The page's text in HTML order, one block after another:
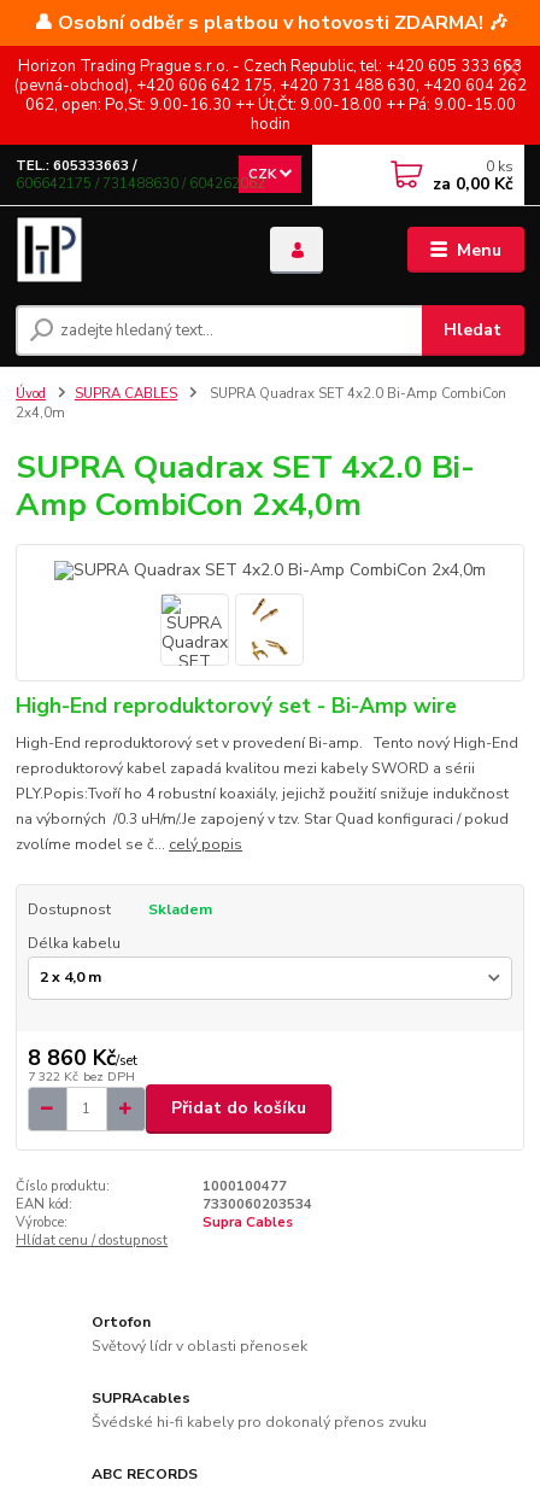
👤 Osobní odběr s platbou v hotovosti ZDARMA! 🎶
Horizon Trading Prague s.r.o. - Czech Republic, tel: +420 605 333 663
(pevná-obchod), +420 606 642 175, +420 731 488 630, +420 604 262
062, open: Po,St: 9.00-16.30 ++ Út,Čt: 9.00-18.00 ++ Pá: 9.00-15.00
hodin
Menu
CZK
Hledat
TEL.: 605333663 /
606642175 / 731488630 / 604262062
0 ks
za 0,00 Kč
Úvod SUPRA CABLES
SUPRA Quadrax SET 4x2.0 Bi-Amp CombiCon
2x4,0m
SUPRA Quadrax SET 4x2.0 Bi-
Amp CombiCon 2x4,0m
High-End reproduktorový set - Bi-Amp wire
High-End reproduktorový set v provedení Bi-amp. Tento nový High-End
reproduktorový kabel zapadá kvalitou mezi kabely SWORD a sérii
PLY.Popis:Tvoří ho 4 robustní koaxiály, jejichž použití snižuje indukčnost
na výborných /0.3 uH/m/.Je zapojený v tzv. Star Quad konfiguraci / pokud
zvolíme model se č... celý popis
Dostupnost
Skladem
Délka kabelu
8 860 Kč/set
7 322 Kč bez DPH
Přidat do košíku
Číslo produktu:
1000100477
EAN kód:
7330060203534
Výrobce:
Supra Cables
Hlídat cenu / dostupnost
Ortofon
Světový lídr v oblasti přenosek
SUPRAcables
Švédské hi-fi kabely pro dokonalý přenos zvuku
ABC RECORDS